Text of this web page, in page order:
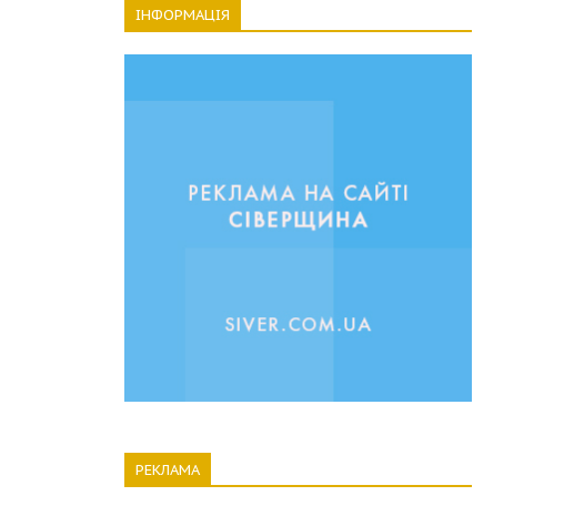
ІНФОРМАЦІЯ
РЕКЛАМА